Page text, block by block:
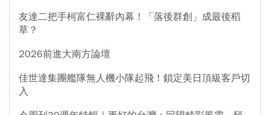
友達二把手柯富仁裸辭內幕！「落後群創」成最後稻
草？
2026前進大南方論壇
佳世達集團艦隊無人機小隊起飛！鎖定美日頂級客戶切
入